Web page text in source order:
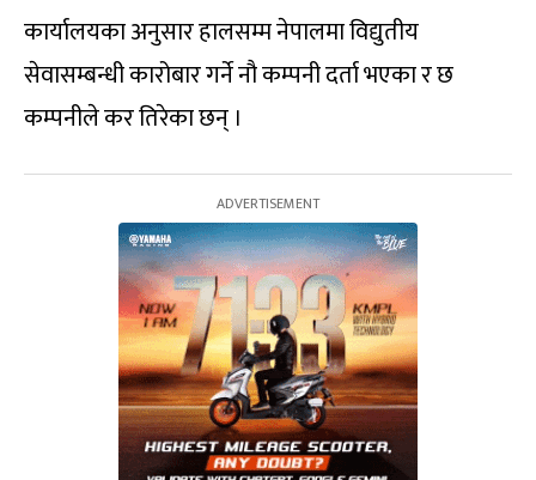
कार्यालयका अनुसार हालसम्म नेपालमा विद्युतीय
सेवासम्बन्धी कारोबार गर्ने नौ कम्पनी दर्ता भएका र छ
कम्पनीले कर तिरेका छन् ।